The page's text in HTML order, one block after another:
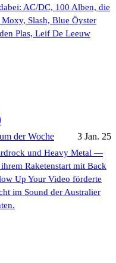
AC/DC, 100 Alben, die
Slash, Blue Öyster
Plas, Leif De Leeuw
der Woche 3 Jan. 25
und Heavy Metal —
Raketenstart mit Back
Up Your Video förderte
im Sound der Australier